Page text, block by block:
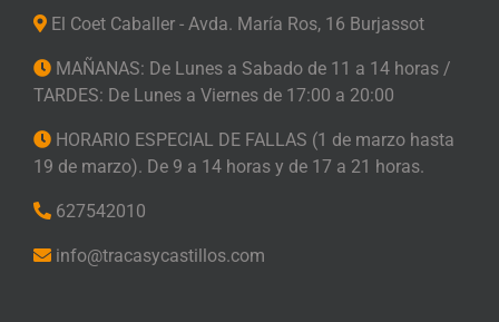
El Coet Caballer - Avda. María Ros, 16 Burjassot
MAÑANAS: De Lunes a Sabado de 11 a 14 horas /
TARDES: De Lunes a Viernes de 17:00 a 20:00
HORARIO ESPECIAL DE FALLAS (1 de marzo hasta
19 de marzo). De 9 a 14 horas y de 17 a 21 horas.
627542010
info@tracasycastillos.com